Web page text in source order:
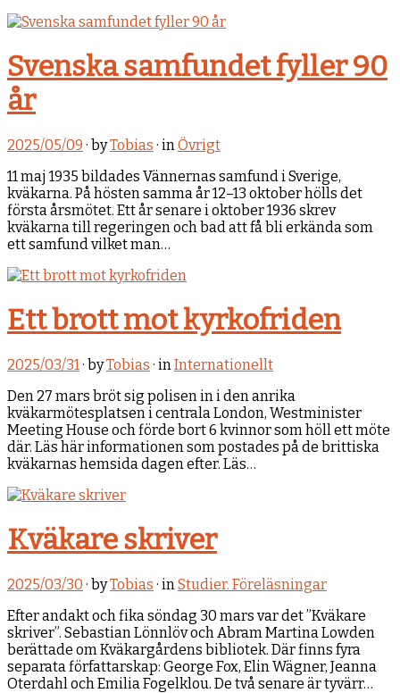
Svenska samfundet fyller 90
år
2025/05/09 · byTobias · in Övrigt
11 maj 1935 bildades Vännernas samfund i Sverige,
kväkarna. På hösten samma år 12–13 oktober hölls det
första årsmötet. Ett år senare i oktober 1936 skrev
kväkarna till regeringen och bad att få bli erkända som
ett samfund vilket man…
Ett brott mot kyrkofriden
2025/03/31 · byTobias · in Internationellt
Den 27 mars bröt sig polisen in i den anrika
kväkarmötesplatsen i centrala London, Westminister
Meeting House och förde bort 6 kvinnor som höll ett möte
där. Läs här informationen som postades på de brittiska
kväkarnas hemsida dagen efter. Läs…
Kväkare skriver
2025/03/30 · byTobias · in Studier. Föreläsningar
Efter andakt och fika söndag 30 mars var det ”Kväkare
skriver”. Sebastian Lönnlöv och Abram Martina Lowden
berättade om Kväkargårdens bibliotek. Där finns fyra
separata författarskap: George Fox, Elin Wägner, Jeanna
Oterdahl och Emilia Fogelklou. De två senare är tyvärr…